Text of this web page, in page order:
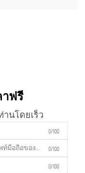
าฟรี
นโดยเร็ว
0/100
0/100
0/100